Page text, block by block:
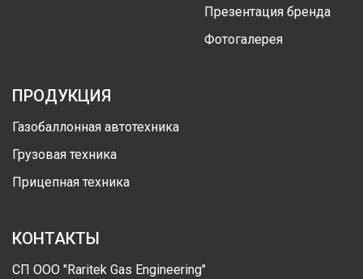
Презентация бренда
Фотогалерея
ПРОДУКЦИЯ
Газобаллонная автотехника
Грузовая техника
Прицепная техника
КОНТАКТЫ
СП ООО "Raritek Gas Engineering"